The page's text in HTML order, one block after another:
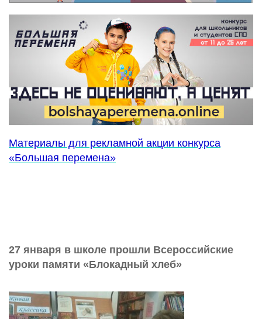
Материалы для рекламной акции конкурса
«Большая перемена»
27 января в школе прошли Всероссийские
уроки памяти «Блокадный хлеб»